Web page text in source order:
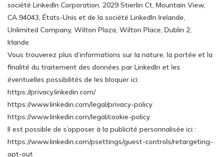
société LinkedIn Corporation, 2029 Stierlin Ct, Mountain View,
CA 94043, États-Unis et de la société LinkedIn Irelande,
Unlimited Company, Wilton Plaza, Wilton Place, Dublin 2,
Irlande.
Vous trouverez plus d’informations sur la nature, la portée et la
finalité du traitement des données par LinkedIn et les
éventuelles possibilités de les bloquer ici:
https://privacy.linkedin.com/
https://www.linkedin.com/legal/privacy-policy
https://www.linkedin.com/legal/cookie-policy
Il est possible de s’opposer à la publicité personnalisée ici :
https://www.linkedin.com/psettings/guest-controls/retargeting-
opt-out